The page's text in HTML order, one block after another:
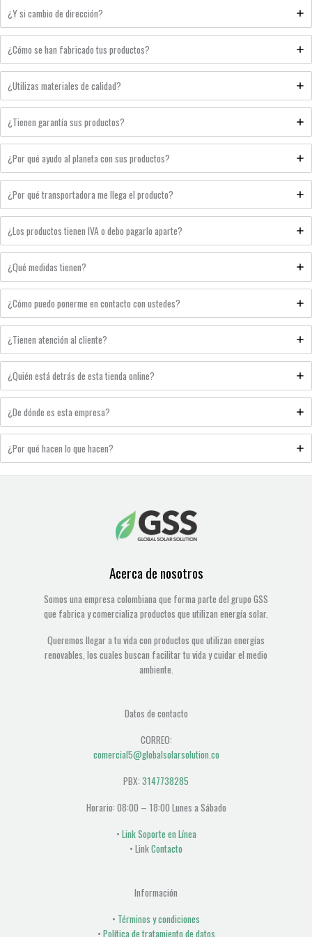
¿Y si cambio de dirección?
¿Cómo se han fabricado tus productos?
¿Utilizas materiales de calidad?
¿Tienen garantía sus productos?
¿Por qué ayudo al planeta con sus productos?
¿Por qué transportadora me llega el producto?
¿Los productos tienen IVA o debo pagarlo aparte?
¿Qué medidas tienen?
¿Cómo puedo ponerme en contacto con ustedes?
¿Tienen atención al cliente?
¿Quién está detrás de esta tienda online?
¿De dónde es esta empresa?
¿Por qué hacen lo que hacen?
Acerca de nosotros
Somos una empresa colombiana que forma parte del grupo GSS
que fabrica y comercializa productos que utilizan energía solar.
Queremos llegar a tu vida con productos que utilizan energías
renovables, los cuales buscan facilitar tu vida y cuidar el medio
ambiente.
Datos de contacto
CORREO:
comercial5@globalsolarsolution.co
PBX: 3147738285
Horario: 08:00 – 18:00 Lunes a Sábado
• Link Soporte en Línea
• LinkContacto
Información
• Términos y condiciones
• Política de tratamiento de datos